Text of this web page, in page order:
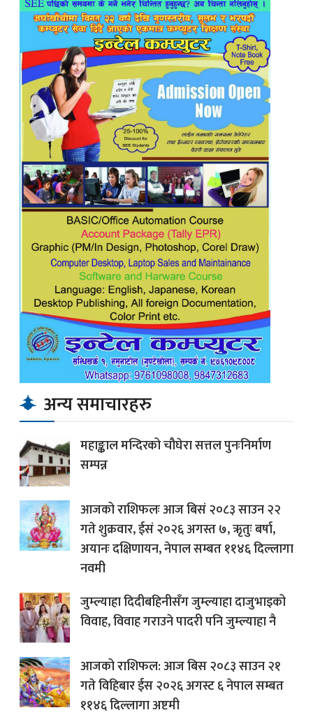
अन्य समाचारहरु
महाङ्काल मन्दिरको चौघेरा सत्तल पुनःनिर्माण
सम्पन्न
आजको राशिफलः आज बिसं २०८३ साउन २२
गते शुक्रवार, ईसं २०२६ अगस्त ७, ऋृतुः बर्षा,
अयानः दक्षिणायन, नेपाल सम्बत ११४६ दिल्लागा
नवमी
जुम्ल्याहा दिदीबहिनीसँग जुम्ल्याहा दाजुभाइको
विवाह, विवाह गराउने पादरी पनि जुम्ल्याहा नै
आजको राशिफल: आज बिस २०८३ साउन २१
गते विहिबार ईस २०२६ अगस्ट ६ नेपाल सम्बत
११४६ दिल्लागा अष्टमी